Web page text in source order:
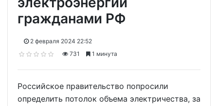
гражданами РФ
2 февраля 2024 22:52
731
1 минута
Российское правительство попросили
определить потолок объема электричества, за